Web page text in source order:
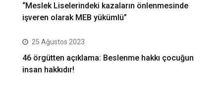
“Meslek Liselerindeki kazaların önlenmesinde
işveren olarak MEB yükümlü”
25 Ağustos 2023
46 örgütten açıklama: Beslenme hakkı çocuğun
insan hakkıdır!